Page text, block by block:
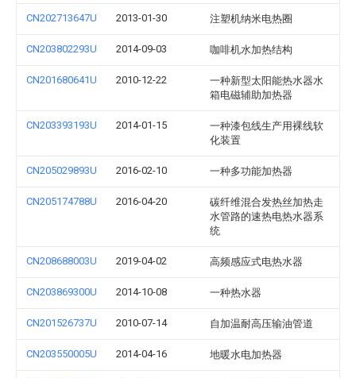
CN202713647U 2013-01-30 注塑机纳米电热圈
CN203802293U 2014-09-03 咖啡机水加热结构
CN201680641U 2010-12-22
一种新型太阳能热水器水
箱电磁辅助加热器
CN203393193U 2014-01-15
一种漆包线生产用裸线软
化装置
CN205029893U 2016-02-10 一种多功能加热器
CN205174788U 2016-04-20
碳纤维混合发热丝加热走
水管路的速热电热水器系
统
CN208688003U 2019-04-02 高频感应式电热水器
CN203869300U 2014-10-08 一种热水器
CN201526737U 2010-07-14 自加温耐高压输油管道
CN203550005U 2014-04-16 地暖水电加热器